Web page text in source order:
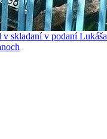
skladaní v podaní Lukáša